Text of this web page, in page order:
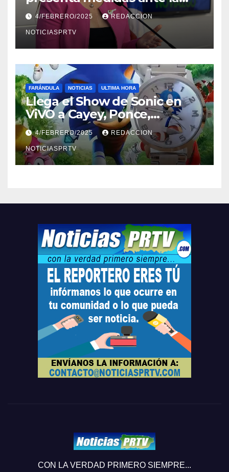
violencia en el noviazgo
4/FEBRERO/2025 REDACCION
NOTICIASPRTV
FARÁNDULA NOTICIAS ULTIMA HORA
Llega el Show de Sonic en
ViVO a Cayey, Ponce,
Barceloneta y Humacao,
Relojes gratis para el que
compre ahora….
4/FEBRERO/2025 REDACCION
NOTICIASPRTV
CON LA VERDAD PRIMERO SIEMPRE...